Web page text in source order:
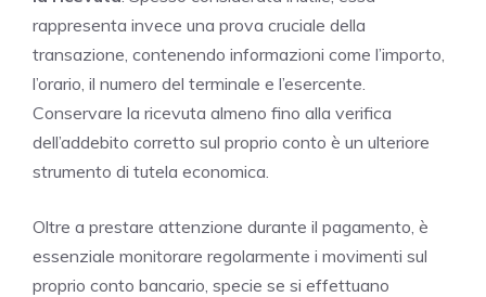
rappresenta invece una prova cruciale della
transazione, contenendo informazioni come l’importo,
l’orario, il numero del terminale e l’esercente.
Conservare la ricevuta almeno fino alla verifica
dell’addebito corretto sul proprio conto è un ulteriore
strumento di tutela economica.
Oltre a prestare attenzione durante il pagamento, è
essenziale monitorare regolarmente i movimenti sul
proprio conto bancario, specie se si effettuano